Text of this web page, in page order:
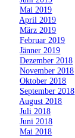
»Mai 2019
April 2019
»März 2019
»Februar 2019
»Jänner 2019
»Dezember 2018
»November 2018
»Oktober 2018
September 2018
August 2018
»Juli 2018
»Juni 2018
»Mai 2018